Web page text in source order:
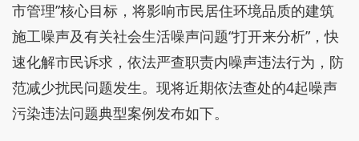
市管理”核心目标，将影响市民居住环境品质的建筑
施工噪声及有关社会生活噪声问题“打开来分析”，快
速化解市民诉求，依法严查职责内噪声违法行为，防
范减少扰民问题发生。现将近期依法查处的4起噪声
污染违法问题典型案例发布如下。